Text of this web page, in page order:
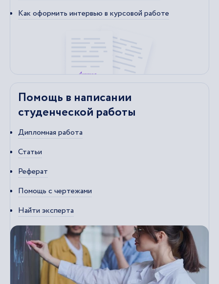
Как оформить интервью в курсовой работе
Помощь в написании
студенческой работы
Дипломная работа
Статьи
Реферат
Помощь с чертежами
Найти эксперта